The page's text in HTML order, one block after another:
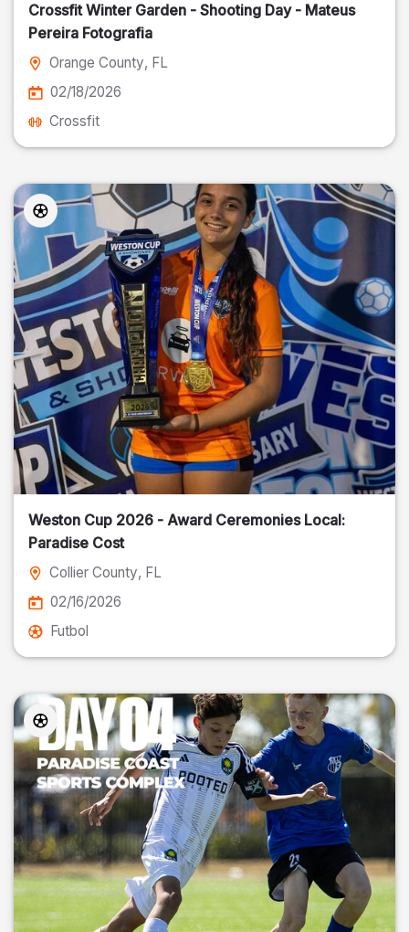
Crossfit Winter Garden - Shooting Day - Mateus
Pereira Fotografia
Orange County, FL
02/18/2026
Crossfit
Weston Cup 2026 - Award Ceremonies Local:
Paradise Cost
Collier County, FL
02/16/2026
Futbol